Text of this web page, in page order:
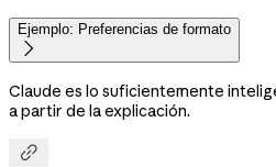
Ejemplo: Preferencias de formato

Claude es lo suficientemente
a partir de la explicación.
